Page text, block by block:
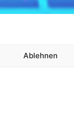
Ablehnen